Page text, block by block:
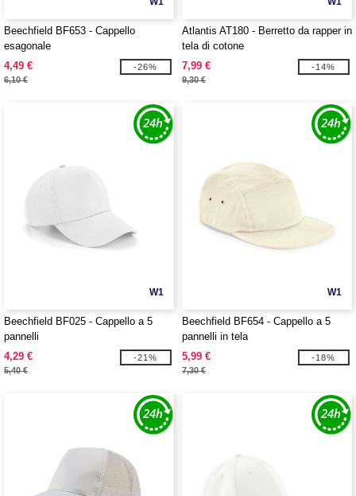
Beechfield BF653 - Cappello
esagonale
4,49 €
6,10 €
-26%
Atlantis AT180 - Berretto da rapper in
tela di cotone
7,99 €
9,30 €
-14%
W1
Beechfield BF025 - Cappello a 5
pannelli
4,29 €
5,40 €
-21%
W1
Beechfield BF654 - Cappello a 5
pannelli in tela
5,99 €
7,30 €
-18%